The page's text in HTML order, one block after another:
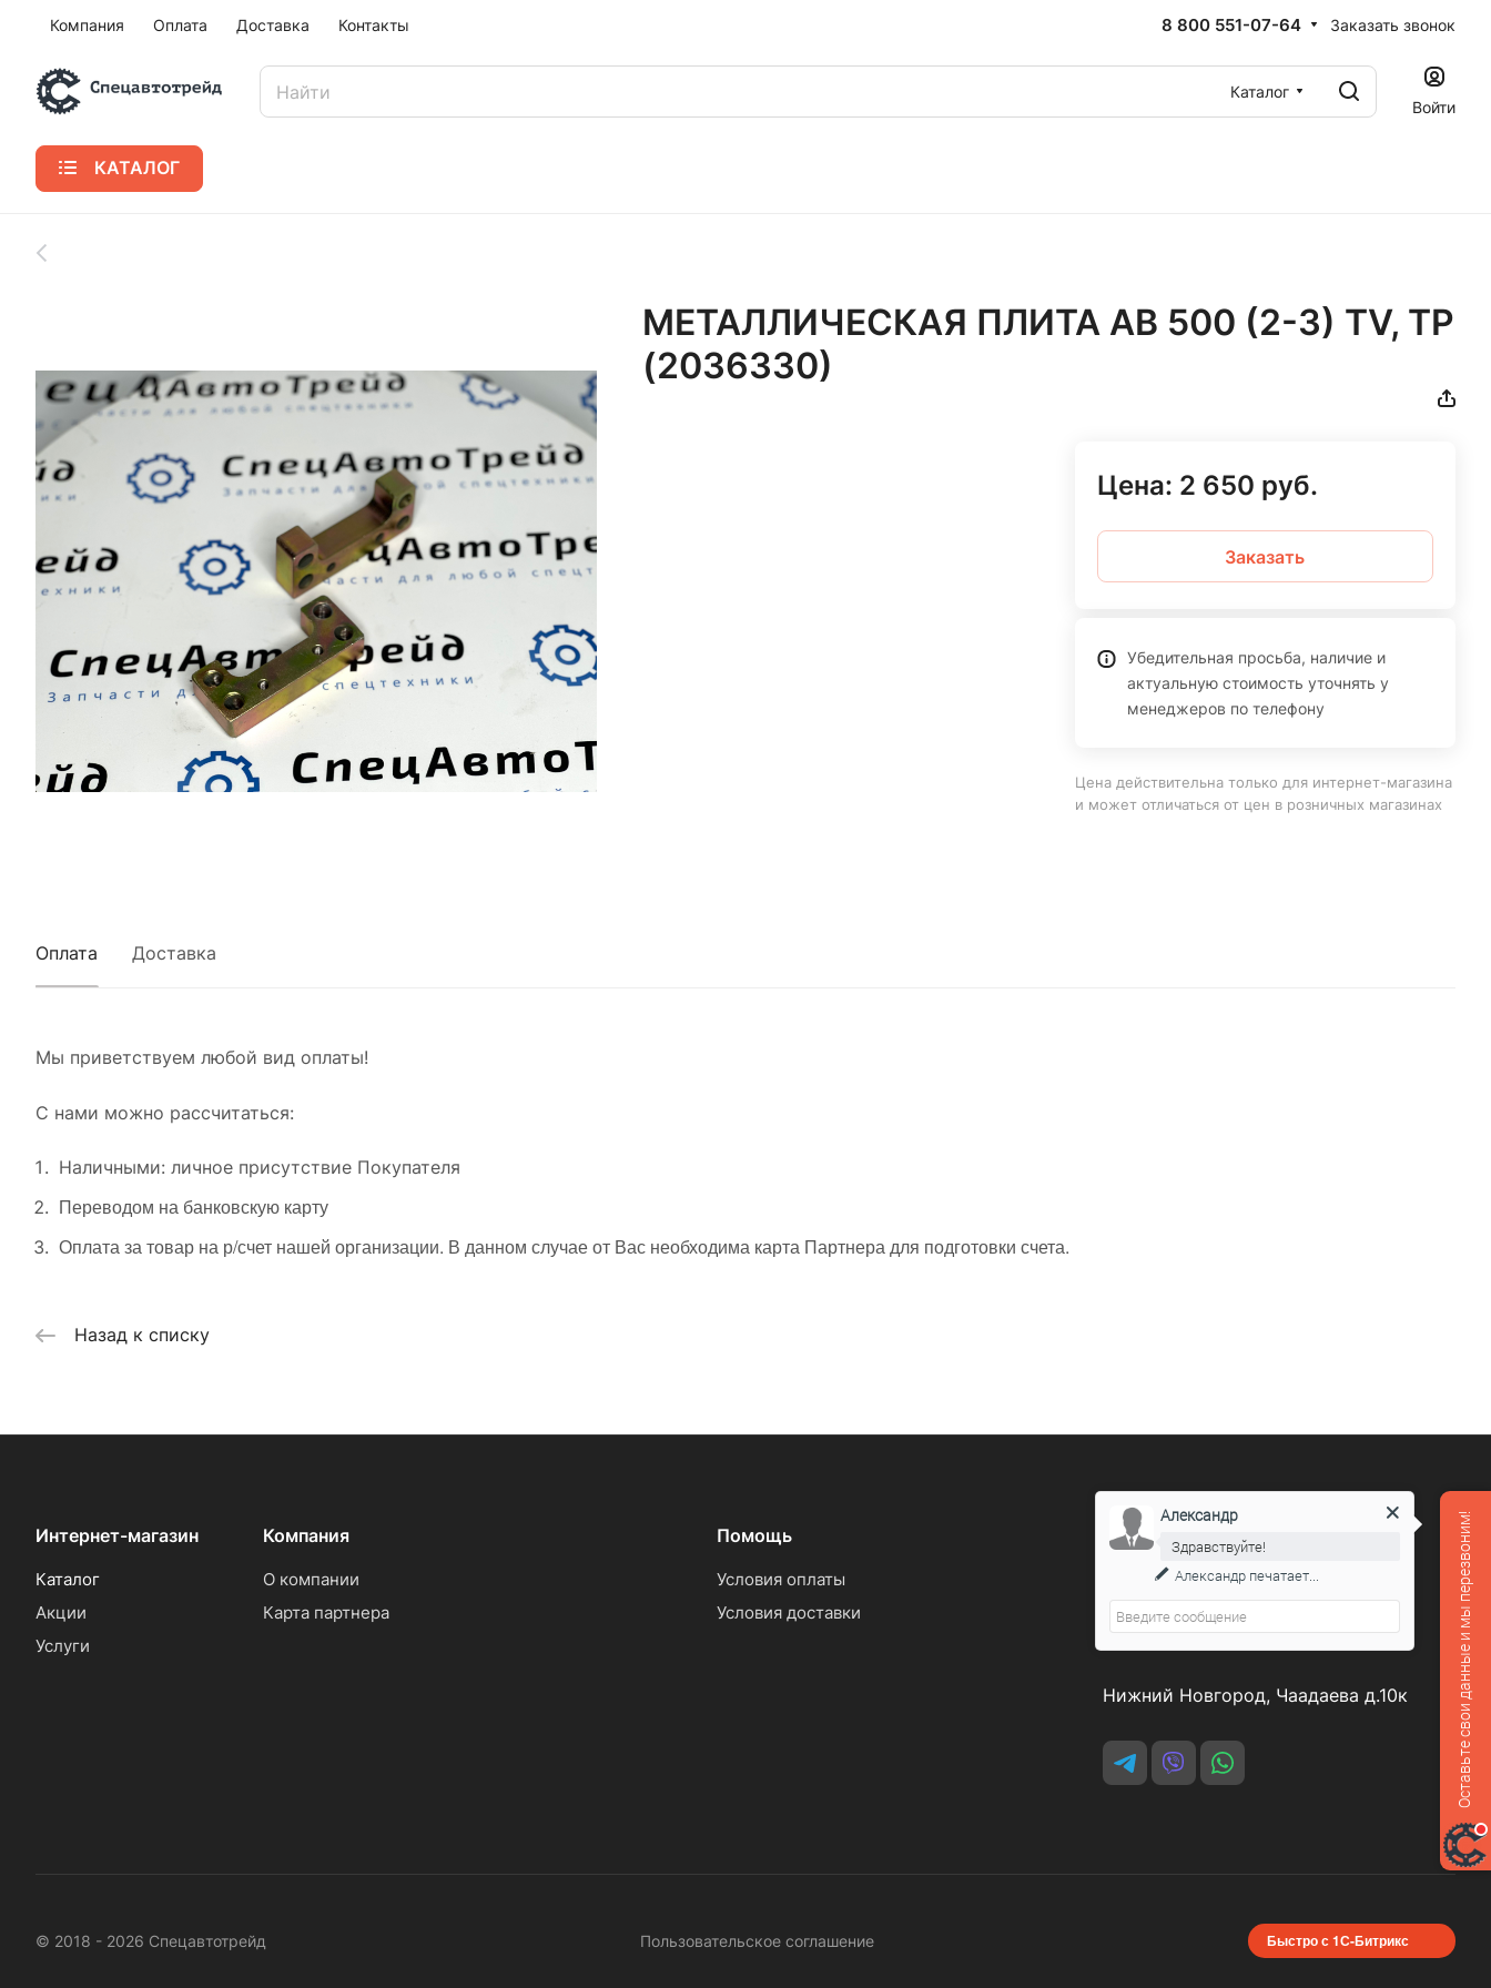
Компания Оплата Доставка Контакты 8 800 551-07-64 Заказать звонок
Каталог
Войти
КАТАЛОГ
МЕТАЛЛИЧЕСКАЯ ПЛИТА AB 500 (2-3) TV, TP
(2036330)
Цена: 2 650 руб.
Заказать
Убедительная просьба, наличие и
актуальную стоимость уточнять у
менеджеров по телефону
Цена действительна только для интернет-магазина
и может отличаться от цен в розничных магазинах
Оплата Доставка
Мы приветствуем любой вид оплаты!
С нами можно рассчитаться:
Наличными: личное присутствие Покупателя
Переводом на банковскую карту
Оплата за товар на р/счет нашей организации. В данном случае от Вас необходима карта Партнера для подготовки счета.
Назад к списку
Интернет-магазин
Каталог
Акции
Услуги
Компания
О компании
Карта партнера
Помощь
Условия оплаты
Условия доставки
Контакты
8 800 551-07-64
podarovdr@specautotrade.pro
Нижний Новгород, Чаадаева д.10к
© 2018 - 2026 Спецавтотрейд Пользовательское соглашение Быстро с 1С-Битрикс
Оставьте свои данные и мы перезвоним!
Александр
Здравствуйте!
Александр печатает...